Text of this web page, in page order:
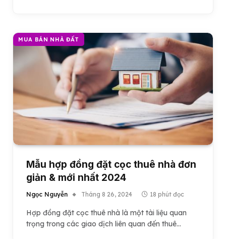
MUA BÁN NHÀ ĐẤT
Mẫu hợp đồng đặt cọc thuê nhà đơn
giản & mới nhất 2024
Ngọc Nguyễn Tháng 8 26, 2024 18 phút đọc
Hợp đồng đặt cọc thuê nhà là một tài liệu quan
trọng trong các giao dịch liên quan đến thuê…